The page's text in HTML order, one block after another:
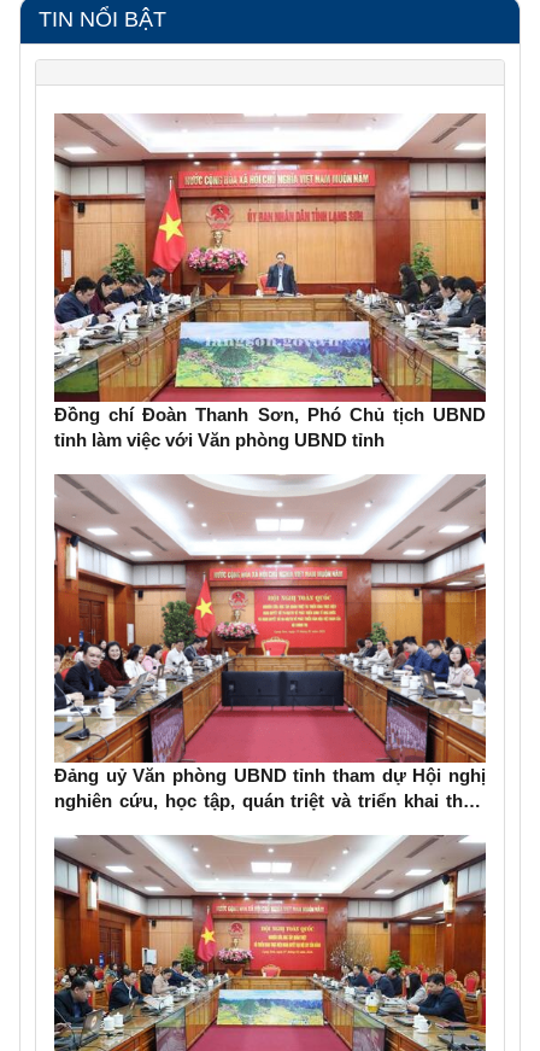
TIN NỔI BẬT
Đồng chí Đoàn Thanh Sơn, Phó Chủ tịch UBND
tỉnh làm việc với Văn phòng UBND tỉnh
Đảng uỷ Văn phòng UBND tỉnh tham dự Hội nghị
nghiên cứu, học tập, quán triệt và triển khai thực
NQ/TW của Bộ Chính trị